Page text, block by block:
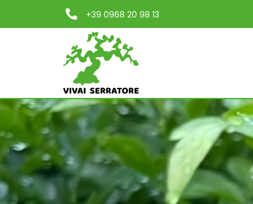
+39 0968 20 98 13